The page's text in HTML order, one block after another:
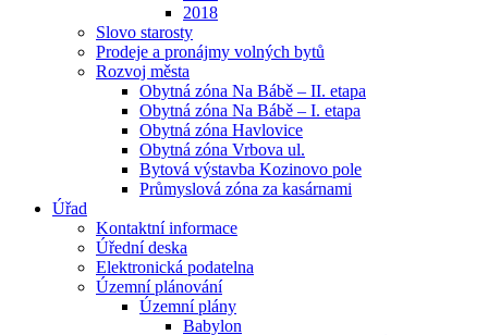
2018
Slovo starosty
Prodeje a pronájmy volných bytů
Rozvoj města
Obytná zóna Na Bábě – II. etapa
Obytná zóna Na Bábě – I. etapa
Obytná zóna Havlovice
Obytná zóna Vrbova ul.
Bytová výstavba Kozinovo pole
Průmyslová zóna za kasárnami
Úřad
Kontaktní informace
Úřední deska
Elektronická podatelna
Územní plánování
Územní plány
Babylon